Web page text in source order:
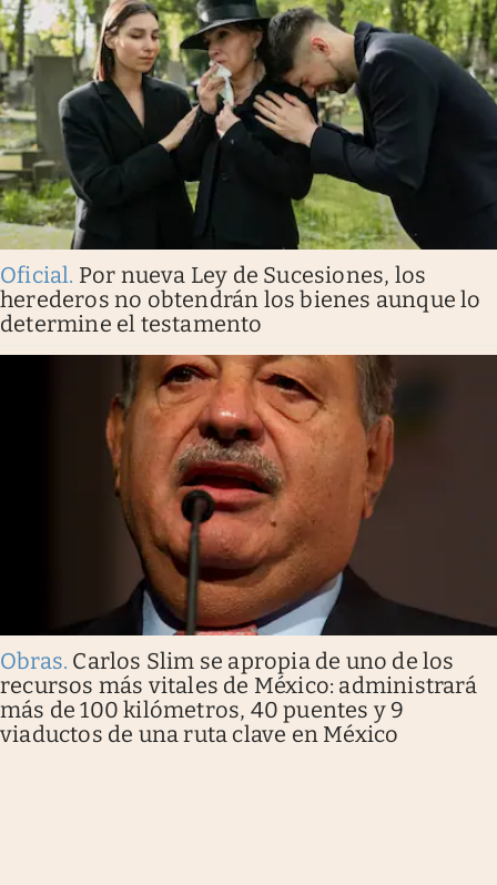
Oficial. Por nueva Ley de Sucesiones, los
herederos no obtendrán los bienes aunque lo
determine el testamento
Obras. Carlos Slim se apropia de uno de los
recursos más vitales de México: administrará
más de 100 kilómetros, 40 puentes y 9
viaductos de una ruta clave en México